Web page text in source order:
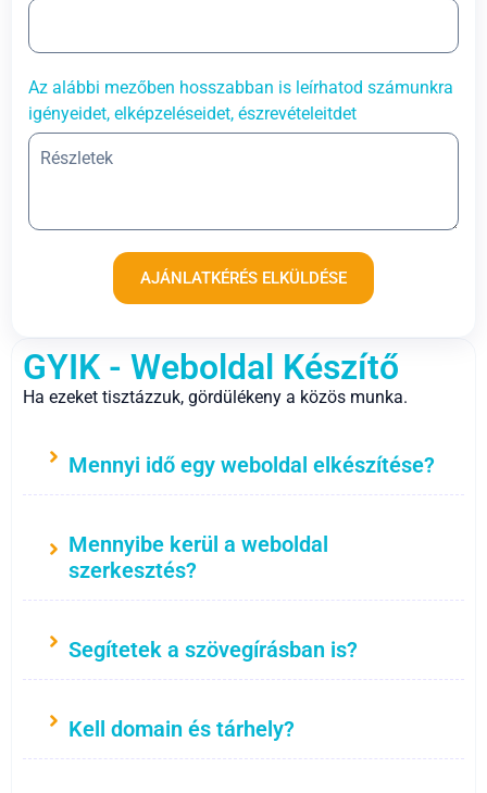
GYIK - Weboldal Készítő
Ha ezeket tisztázzuk, gördülékeny a közös munka.
Mennyi idő egy weboldal elkészítése?
Mennyibe kerül a weboldal
szerkesztés?
Segítetek a szövegírásban is?
Kell domain és tárhely?
Az alábbi mezőben hosszabban is leírhatod számunkra
igényeidet, elképzeléseidet, észrevételeitdet
AJÁNLATKÉRÉS ELKÜLDÉSE